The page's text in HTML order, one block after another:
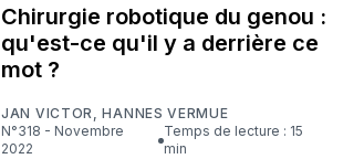
Chirurgie robotique du genou :
qu'est-ce qu'il y a derrière ce
mot ?
JAN VICTOR,HANNES VERMUE
N°318 - Novembre
2022
Temps de lecture : 15
min